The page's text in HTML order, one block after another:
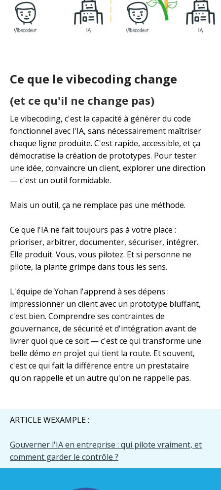
Ce que le vibecoding change
(et ce qu'il ne change pas)
Le vibecoding, c'est la capacité à générer du code
fonctionnel avec l'IA, sans nécessairement maîtriser
chaque ligne produite. C'est rapide, accessible, et ça
démocratise la création de prototypes. Pour tester
une idée, convaincre un client, explorer une direction
— c'est un outil formidable.
Mais un outil, ça ne remplace pas une méthode.
Ce que l'IA ne fait toujours pas à votre place :
prioriser, arbitrer, documenter, sécuriser, intégrer.
Elle produit. Vous, vous pilotez. Et si personne ne
pilote, la plante grimpe dans tous les sens.
L'équipe de Yohan l'apprend à ses dépens :
impressionner un client avec un prototype bluffant,
c'est bien. Comprendre ses contraintes de
gouvernance, de sécurité et d'intégration avant de
livrer quoi que ce soit — c'est ce qui transforme une
belle démo en projet qui tient la route. Et souvent,
c'est ce qui fait la différence entre un prestataire
qu'on rappelle et un autre qu'on ne rappelle pas.
ARTICLE WEXAMPLE :
Gouverner l'IA en entreprise : qui pilote vraiment, et
comment garder le contrôle ?